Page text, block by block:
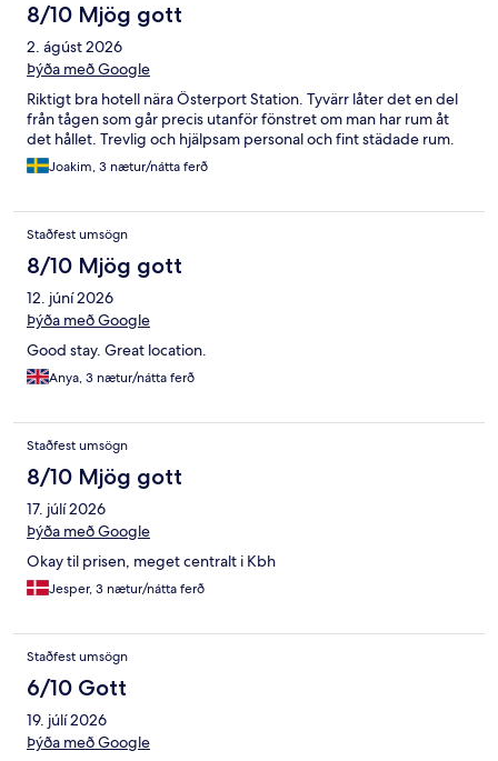
8/10 Mjög gott
2. ágúst 2026
Þýða með Google
Riktigt bra hotell nära Österport Station. Tyvärr låter det en del
från tågen som går precis utanför fönstret om man har rum åt
det hållet. Trevlig och hjälpsam personal och fint städade rum.
Joakim, 3 nætur/nátta ferð
Staðfest umsögn
8/10 Mjög gott
12. júní 2026
Þýða með Google
Good stay. Great location.
Anya, 3 nætur/nátta ferð
Staðfest umsögn
8/10 Mjög gott
17. júlí 2026
Þýða með Google
Okay til prisen, meget centralt i Kbh
Jesper, 3 nætur/nátta ferð
Staðfest umsögn
6/10 Gott
19. júlí 2026
Þýða með Google